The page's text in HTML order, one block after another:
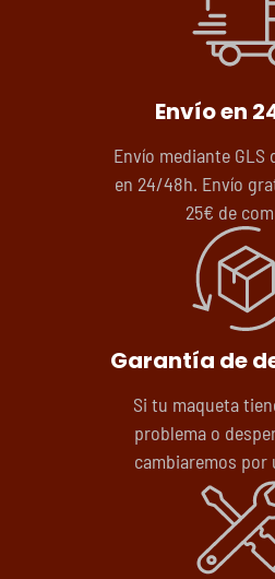
Envío en
Envío mediante GLS
en 24/48h. Envío
25€ de
Garantía de
Si tu maqueta
problema o
cambiaremos por